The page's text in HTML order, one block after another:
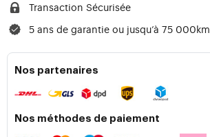
Transaction Sécurisée
5 ans de garantie ou jusqu’à 75 000km
Nos partenaires
Nos méthodes de paiement